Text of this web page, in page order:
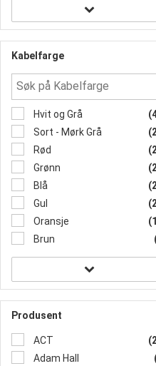
Kabelfarge
Hvit og Grå
Sort - Mørk Grå
Rød
Grønn
Blå
Gul
Oransje
Brun
Produsent
ACT
Adam Hall